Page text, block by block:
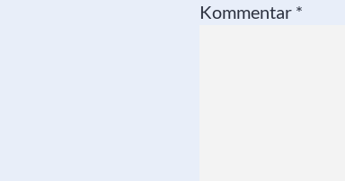
Kommentar *